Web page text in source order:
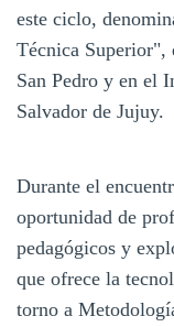
este ciclo,
Técnica Superior",
San Pedro y en el
Salvador de Jujuy.
Durante el
oportunidad de
pedagógicos y
que ofrece la
torno a